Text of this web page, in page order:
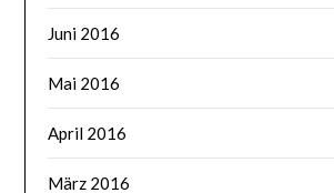
Juni 2016
Mai 2016
April 2016
März 2016